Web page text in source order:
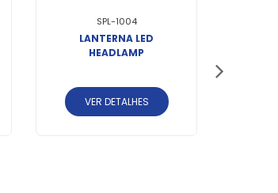
SPL-1004
LANTERNA LED
HEADLAMP
VER DETALHES